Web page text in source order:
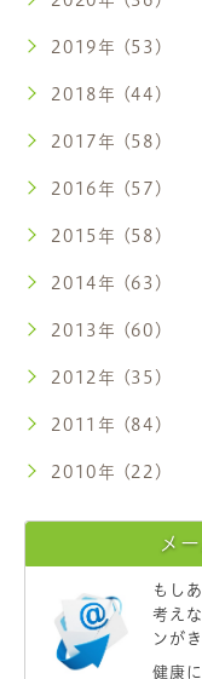
2019年 (53)
2018年 (44)
2017年 (58)
2016年 (57)
2015年 (58)
2014年 (63)
2013年 (60)
2012年 (35)
2011年 (84)
2010年 (22)
メ
もし
考え
ンが
健康